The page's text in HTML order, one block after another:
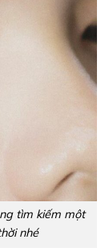
tìm kiếm một
nhé